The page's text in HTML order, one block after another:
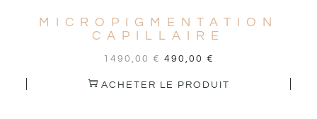
MICROPIGMENTATION
CAPILLAIRE
1490,00 € 490,00 €
ACHETER LE PRODUIT